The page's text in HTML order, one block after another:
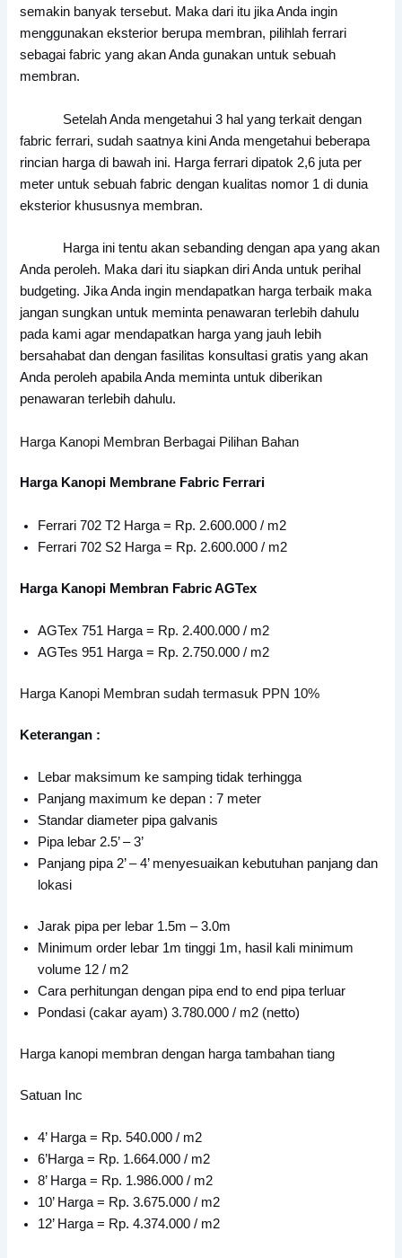
semakin banyak tersebut. Maka dari itu jika Anda ingin
menggunakan eksterior berupa membran, pilihlah ferrari
sebagai fabric yang akan Anda gunakan untuk sebuah
membran.
Setelah Anda mengetahui 3 hal yang terkait dengan
fabric ferrari, sudah saatnya kini Anda mengetahui beberapa
rincian harga di bawah ini. Harga ferrari dipatok 2,6 juta per
meter untuk sebuah fabric dengan kualitas nomor 1 di dunia
eksterior khususnya membran.
Harga ini tentu akan sebanding dengan apa yang akan
Anda peroleh. Maka dari itu siapkan diri Anda untuk perihal
budgeting. Jika Anda ingin mendapatkan harga terbaik maka
jangan sungkan untuk meminta penawaran terlebih dahulu
pada kami agar mendapatkan harga yang jauh lebih
bersahabat dan dengan fasilitas konsultasi gratis yang akan
Anda peroleh apabila Anda meminta untuk diberikan
penawaran terlebih dahulu.
Harga Kanopi Membran Berbagai Pilihan Bahan
Harga Kanopi Membrane Fabric Ferrari
Ferrari 702 T2 Harga = Rp. 2.600.000 / m2
Ferrari 702 S2 Harga = Rp. 2.600.000 / m2
Harga Kanopi Membran Fabric AGTex
AGTex 751 Harga = Rp. 2.400.000 / m2
AGTes 951 Harga = Rp. 2.750.000 / m2
Harga Kanopi Membran sudah termasuk PPN 10%
Keterangan :
Lebar maksimum ke samping tidak terhingga
Panjang maximum ke depan : 7 meter
Standar diameter pipa galvanis
Pipa lebar 2.5’ – 3’
Panjang pipa 2’ – 4’ menyesuaikan kebutuhan panjang dan
lokasi
Jarak pipa per lebar 1.5m – 3.0m
Minimum order lebar 1m tinggi 1m, hasil kali minimum
volume 12 / m2
Cara perhitungan dengan pipa end to end pipa terluar
Pondasi (cakar ayam) 3.780.000 / m2 (netto)
Harga kanopi membran dengan harga tambahan tiang
Satuan Inc
4’ Harga = Rp. 540.000 / m2
6’Harga = Rp. 1.664.000 / m2
8’ Harga = Rp. 1.986.000 / m2
10’ Harga = Rp. 3.675.000 / m2
12’ Harga = Rp. 4.374.000 / m2